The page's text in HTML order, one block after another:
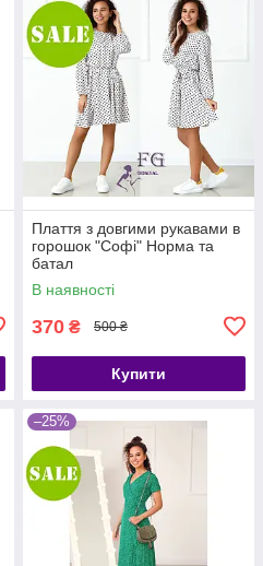
Плаття з довгими рукавами в
горошок "Софі" Норма та
батал
В наявності
370 ₴ 500 ₴
Купити
–25%